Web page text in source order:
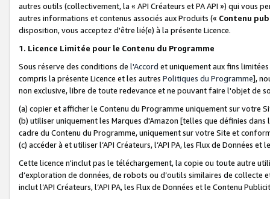
autres outils (collectivement, la « API Créateurs et PA API ») qui vous
autres informations et contenus associés aux Produits (« Contenu
disposition, vous acceptez d'être lié(e) à la présente Licence.
1. Licence Limitée pour le Contenu du Programme
Sous réserve des conditions de l'Accord et uniquement aux fins
compris la présente Licence et les autres Politiques du Programme],
non exclusive, libre de toute redevance et ne pouvant faire l'objet de
(a) copier et afficher le Contenu du Programme uniquement sur votre
(b) utiliser uniquement les Marques d'Amazon [telles que définies dans
cadre du Contenu du Programme, uniquement sur votre Site et
(c) accéder à et utiliser l’API Créateurs, l’API PA, les Flux de Données
Cette licence n'inclut pas le téléchargement, la copie ou toute autre
d’exploration de données, de robots ou d’outils similaires de
inclut l’API Créateurs, l’API PA, les Flux de Données et le Contenu